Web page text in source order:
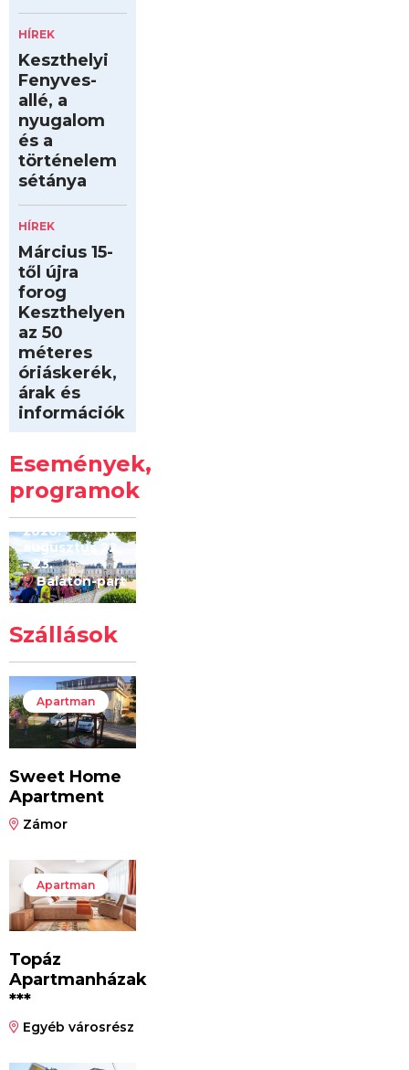
HÍREK
Keszthelyi
Fenyves-
allé, a
nyugalom
és a
történelem
sétánya
HÍREK
Március 15-
től újra
forog
Keszthelyen
az 50
méteres
óriáskerék,
árak és
információk
Események,
programok
Kilóméterek
2026
2026.
augusztus 22
– 23.
Balaton-part
Szállások
Apartman
Sweet Home
Apartment
Zámor
Apartman
Topáz
Apartmanházak
***
Egyéb városrész